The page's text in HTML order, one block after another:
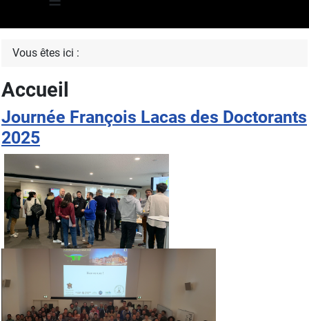
Vous êtes ici :
Accueil
Journée François Lacas des Doctorants
2025